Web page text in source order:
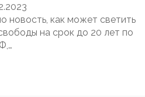
новость, как может светить
на срок до 20 лет по